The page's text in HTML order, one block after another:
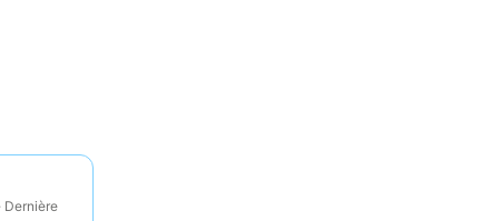
Dernière